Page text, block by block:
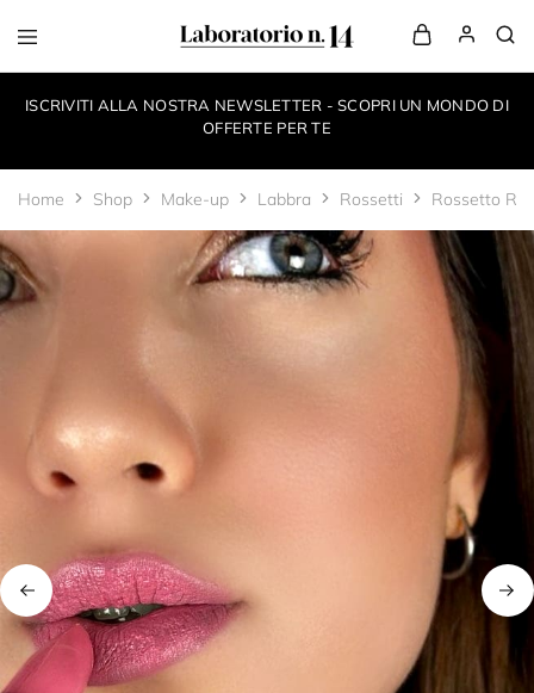
LaboratorioN14
your
make-
ISCRIVITI ALLA NOSTRA NEWSLETTER - SCOPRI UN MONDO DI
OFFERTE PER TE
Home Shop Make-up Labbra Rossetti Rossetto